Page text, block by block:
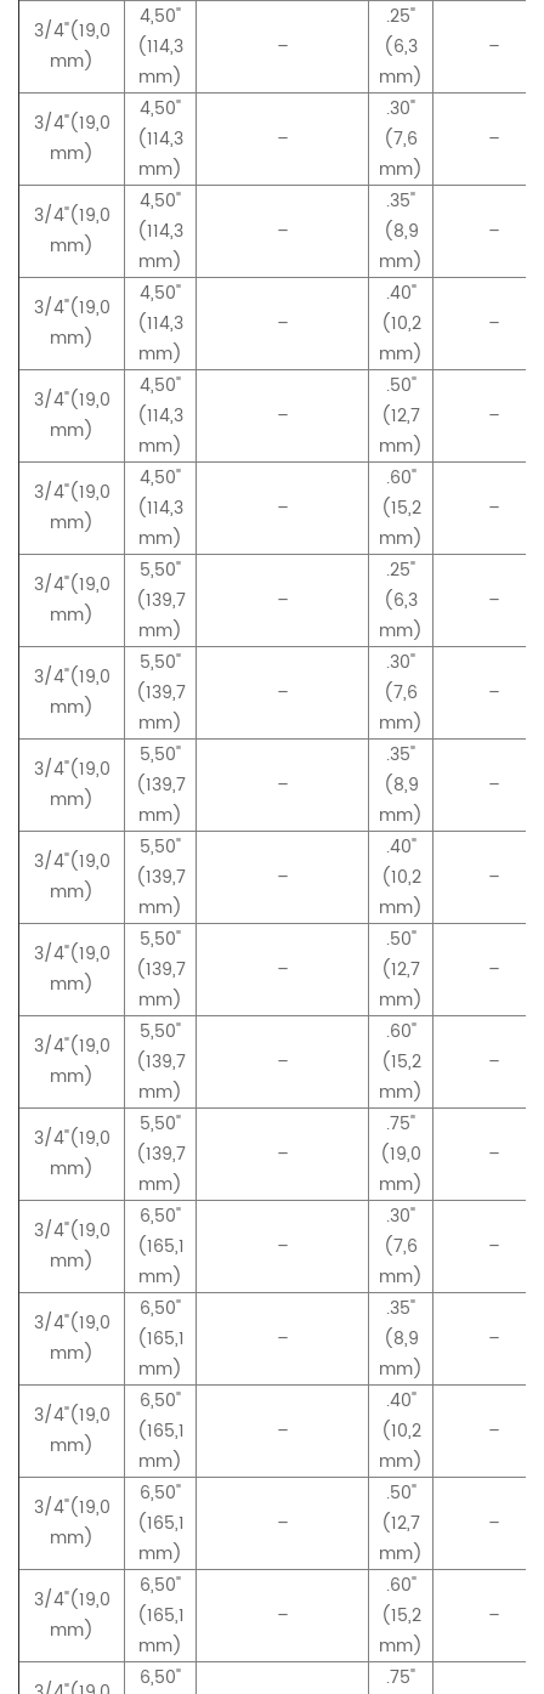
3/4"(19,0
mm)
4,50"
(114,3
mm)
–
.25"
(6,3
mm)
–
3/4"(19,0
mm)
4,50"
(114,3
mm)
–
.30"
(7,6
mm)
–
3/4"(19,0
mm)
4,50"
(114,3
mm)
–
.35"
(8,9
mm)
–
3/4"(19,0
mm)
4,50"
(114,3
mm)
–
.40"
(10,2
mm)
–
3/4"(19,0
mm)
4,50"
(114,3
mm)
–
.50"
(12,7
mm)
–
3/4"(19,0
mm)
4,50"
(114,3
mm)
–
.60"
(15,2
mm)
–
3/4"(19,0
mm)
5,50"
(139,7
mm)
–
.25"
(6,3
mm)
–
3/4"(19,0
mm)
5,50"
(139,7
mm)
–
.30"
(7,6
mm)
–
3/4"(19,0
mm)
5,50"
(139,7
mm)
–
.35"
(8,9
mm)
–
3/4"(19,0
mm)
5,50"
(139,7
mm)
–
.40"
(10,2
mm)
–
3/4"(19,0
mm)
5,50"
(139,7
mm)
–
.50"
(12,7
mm)
–
3/4"(19,0
mm)
5,50"
(139,7
mm)
–
.60"
(15,2
mm)
–
3/4"(19,0
mm)
5,50"
(139,7
mm)
–
.75"
(19,0
mm)
–
3/4"(19,0
mm)
6,50"
(165,1
mm)
–
.30"
(7,6
mm)
–
3/4"(19,0
mm)
6,50"
(165,1
mm)
–
.35"
(8,9
mm)
–
3/4"(19,0
mm)
6,50"
(165,1
mm)
–
.40"
(10,2
mm)
–
3/4"(19,0
mm)
6,50"
(165,1
mm)
–
.50"
(12,7
mm)
–
3/4"(19,0
mm)
6,50"
(165,1
mm)
–
.60"
(15,2
mm)
–
6,50"
.75"